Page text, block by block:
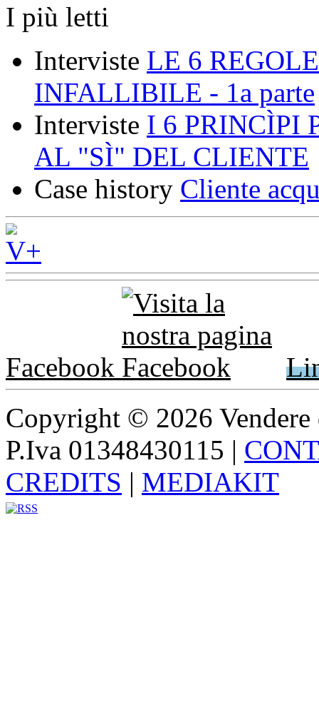
I più letti
Interviste LE 6
INFALLIBILE - 1a parte
Interviste I 6 PRINCÌPI
AL "SÌ" DEL CLIENTE
Case history Cliente
Facebook
Copyright © 2026
P.Iva 01348430115 |
CREDITS | MEDIAKIT